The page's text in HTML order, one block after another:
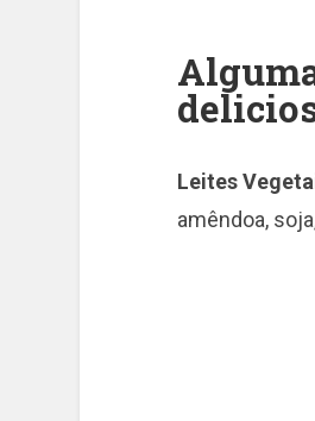
Leites
amêndoa,